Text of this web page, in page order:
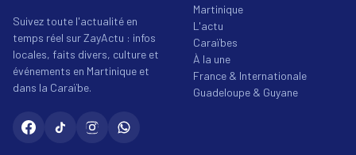
Suivez toute l'actualité en
temps réel sur ZayActu : infos
locales, faits divers, culture et
événements en Martinique et
dans la Caraïbe.
Martinique
L'actu
Caraïbes
À la une
France & Internationale
Guadeloupe & Guyane